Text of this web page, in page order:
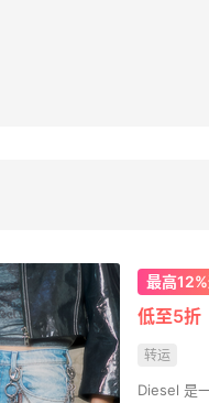
最高
低至5折
转运
Diesel 是